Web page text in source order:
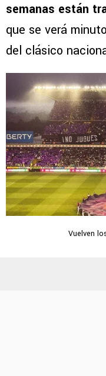
semanas están
que se verá
del clásico
Vuelven